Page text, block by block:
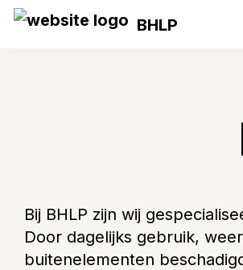
BHLP
Bij BHLP zijn wij
Door dagelijks gebruik,
buitenelementen